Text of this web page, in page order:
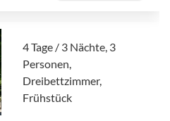
4 Tage / 3 Nächte, 3
Personen,
Dreibettzimmer,
Frühstück